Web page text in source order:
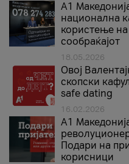
A1
национална
користење на
сообраќајот
18.05.2026
Овој
скопски
safe dating
16.02.2026
А1
Подари на
корисници